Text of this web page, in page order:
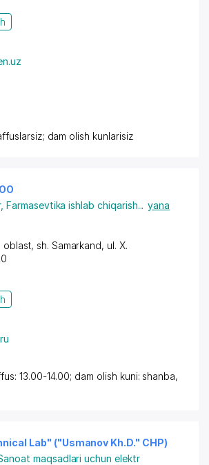
dam olish kunlarisiz
,Farmasevtika ishlab chiqarish... yana
oblast, sh. Samarkand, ul. X.
13.00-14.00; dam olish kuni: shanba,
Lab" ("Usmanov Kh.D." CHP)
maqsadlari uchun elektr